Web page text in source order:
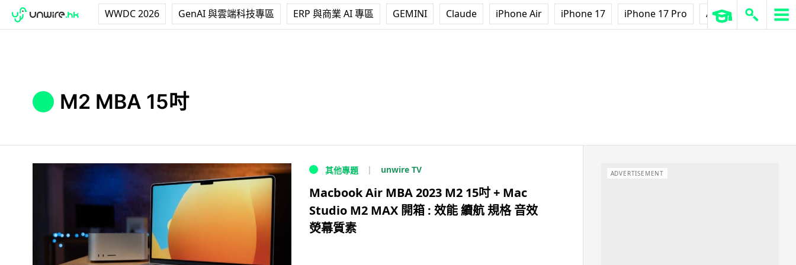
WWDC 2026 GenAI 與雲端科技專區 ERP 與商業 AI 專區 GEMINI Claude iPhone Air iPhone 17 iPhone 17 Pro AirPods Pro 3
M2 MBA 15吋
其他專題 unwire TV
Macbook Air MBA 2023 M2 15吋 + Mac
Studio M2 MAX 開箱 : 效能 續航 規格 音效
熒幕質素
ADVERTISEMENT